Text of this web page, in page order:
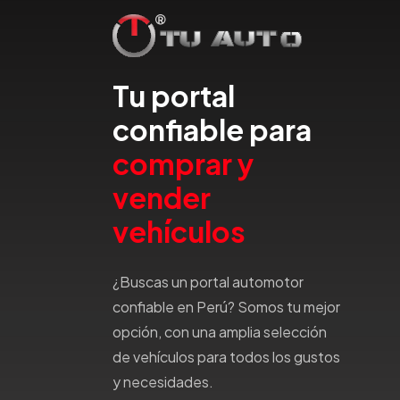
Emgrand
Faw
Fiat
Ford
Gac
Geely
Geo
Gmc
Great Wall
Haima
Tu portal
confiable para
comprar y
vender
vehículos
¿Buscas un portal automotor
confiable en Perú? Somos tu mejor
opción, con una amplia selección
de vehículos para todos los gustos
y necesidades.